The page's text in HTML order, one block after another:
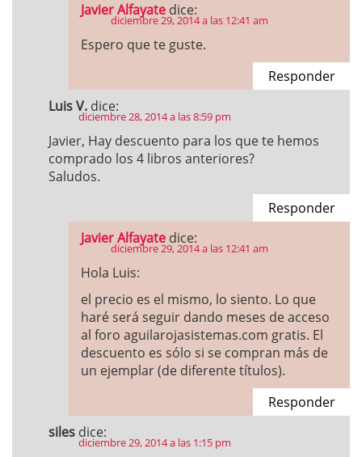
Javier Alfayate dice:
diciembre 29, 2014 a las 12:41 am
Espero que te guste.
Responder
Luis V. dice:
diciembre 28, 2014 a las 8:59 pm
Javier, Hay descuento para los que te hemos
comprado los 4 libros anteriores?
Saludos.
Responder
Javier Alfayate dice:
diciembre 29, 2014 a las 12:41 am
Hola Luis:
el precio es el mismo, lo siento. Lo que
haré será seguir dando meses de acceso
al foro aguilarojasistemas.com gratis. El
descuento es sólo si se compran más de
un ejemplar (de diferente títulos).
Responder
siles dice:
diciembre 29, 2014 a las 1:15 pm